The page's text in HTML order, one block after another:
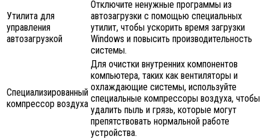
Утилита для
управления
автозагрузкой
Отключите ненужные программы из
автозагрузки с помощью специальных
утилит, чтобы ускорить время загрузки
Windows и повысить производительность
системы.
Специализированный
компрессор воздуха
Для очистки внутренних компонентов
компьютера, таких как вентиляторы и
охлаждающие системы, используйте
специальные компрессоры воздуха, чтобы
удалить пыль и грязь, которые могут
препятствовать нормальной работе
устройства.